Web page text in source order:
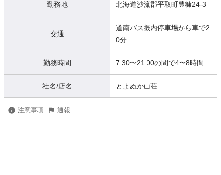
勤務地 北海道沙流郡平取町豊糠24-3
交通
道南バス振内停車場から車で2
0分
勤務時間 7:30〜21:00の間で4〜8時間
社名/店名 とよぬか山荘
注意事項 通報